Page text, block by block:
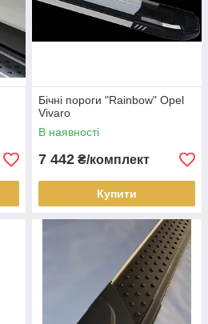
Бічні пороги "Rainbow" Opel
Vivaro
В наявності
7 442 ₴/комплект
Купити